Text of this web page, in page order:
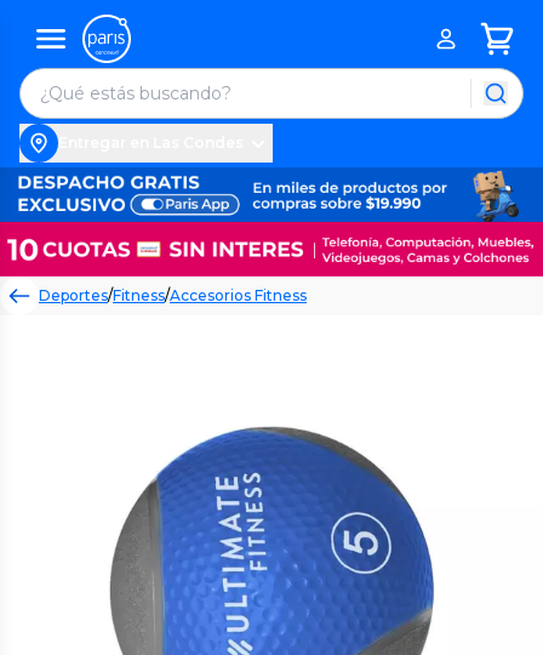
Deportes/Fitness/Accesorios Fitness